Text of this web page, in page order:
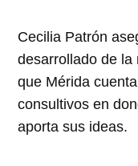
Cecilia Patrón
desarrollado de la
que Mérida
consultivos en
aporta sus ideas.